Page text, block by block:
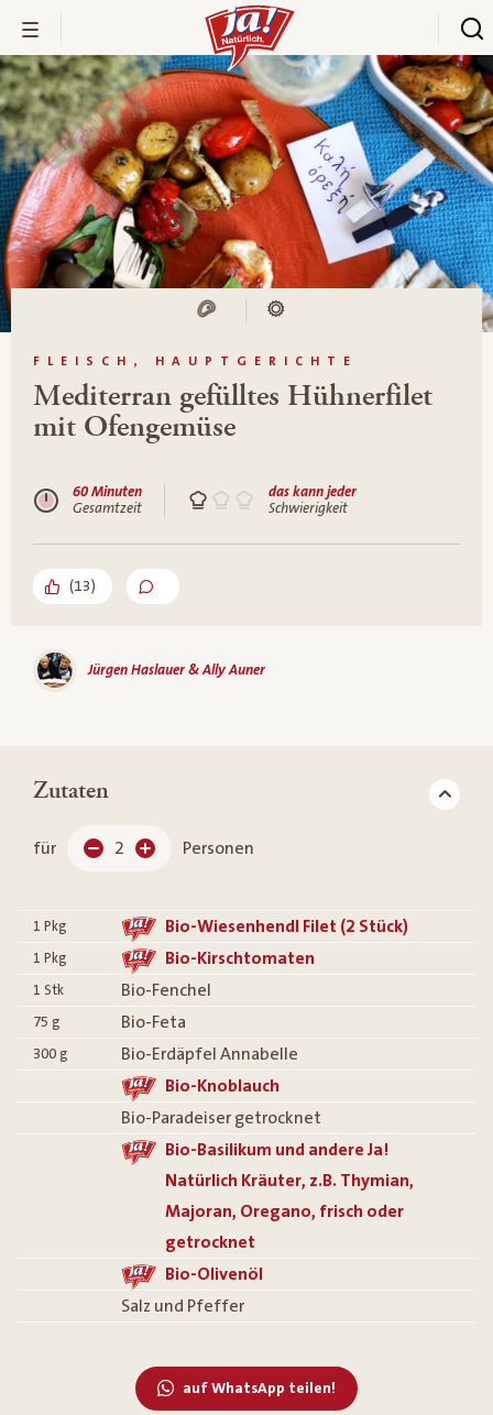
FLEISCH, HAUPTGERICHTE
Mediterran gefülltes Hühnerfilet
mit Ofengemüse
60 Minuten
Gesamtzeit
das kann jeder
Schwierigkeit
(13)
Jürgen Haslauer & Ally Auner
Zutaten
für 2 Personen
1 Pkg Bio-Wiesenhendl Filet (2 Stück)
1 Pkg Bio-Kirschtomaten
1 Stk Bio-Fenchel
75 g Bio-Feta
300 g
Bio-Erdäpfel Annabelle
Bio-Knoblauch
Bio-Paradeiser getrocknet
Bio-Basilikum und andere Ja!
Natürlich Kräuter, z.B. Thymian,
Majoran, Oregano, frisch oder
getrocknet
Bio-Olivenöl
Salz und Pfeffer
auf WhatsApp teilen!